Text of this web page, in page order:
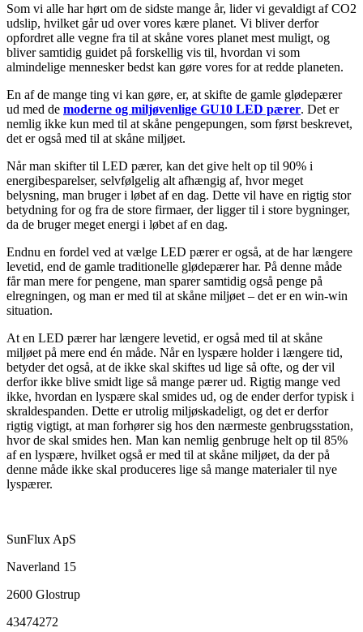
Som vi alle har hørt om de sidste mange år, lider vi gevaldigt af CO2
udslip, hvilket går ud over vores kære planet. Vi bliver derfor
opfordret alle vegne fra til at skåne vores planet mest muligt, og
bliver samtidig guidet på forskellig vis til, hvordan vi som
almindelige mennesker bedst kan gøre vores for at redde planeten.
En af de mange ting vi kan gøre, er, at skifte de gamle glødepærer
ud med de moderne og miljøvenlige GU10 LED pærer. Det er
nemlig ikke kun med til at skåne pengepungen, som først beskrevet,
det er også med til at skåne miljøet.
Når man skifter til LED pærer, kan det give helt op til 90% i
energibesparelser, selvfølgelig alt afhængig af, hvor meget
belysning, man bruger i løbet af en dag. Dette vil have en rigtig stor
betydning for og fra de store firmaer, der ligger til i store bygninger,
da de bruger meget energi i løbet af en dag.
Endnu en fordel ved at vælge LED pærer er også, at de har længere
levetid, end de gamle traditionelle glødepærer har. På denne måde
får man mere for pengene, man sparer samtidig også penge på
elregningen, og man er med til at skåne miljøet – det er en win-win
situation.
At en LED pærer har længere levetid, er også med til at skåne
miljøet på mere end én måde. Når en lyspære holder i længere tid,
betyder det også, at de ikke skal skiftes ud lige så ofte, og der vil
derfor ikke blive smidt lige så mange pærer ud. Rigtig mange ved
ikke, hvordan en lyspære skal smides ud, og de ender derfor typisk i
skraldespanden. Dette er utrolig miljøskadeligt, og det er derfor
rigtig vigtigt, at man forhører sig hos den nærmeste genbrugsstation,
hvor de skal smides hen. Man kan nemlig genbruge helt op til 85%
af en lyspære, hvilket også er med til at skåne miljøet, da der på
denne måde ikke skal produceres lige så mange materialer til nye
lyspærer.
SunFlux ApS
Naverland 15
2600 Glostrup
43474272